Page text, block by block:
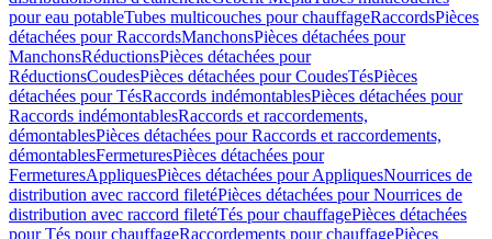
pour eau potableTubes multicouches pour chauffageRaccordsPièces
détachées pour RaccordsManchonsPièces détachées pour
ManchonsRéductionsPièces détachées pour
RéductionsCoudesPièces détachées pour CoudesTésPièces
détachées pour TésRaccords indémontablesPièces détachées pour
Raccords indémontablesRaccords et raccordements,
démontablesPièces détachées pour Raccords et raccordements,
démontablesFermeturesPièces détachées pour
FermeturesAppliquesPièces détachées pour AppliquesNourrices de
distribution avec raccord filetéPièces détachées pour Nourrices de
distribution avec raccord filetéTés pour chauffagePièces détachées
pour Tés pour chauffageRaccordements pour chauffagePièces